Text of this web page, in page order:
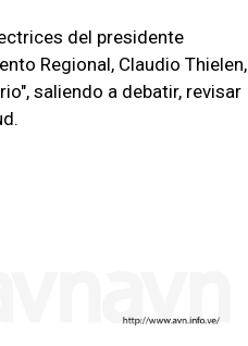
del presidente
Regional, Claudio Thielen,
saliendo a debatir, revisar